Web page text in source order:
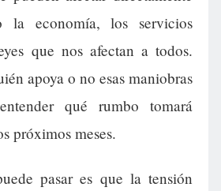
la economía, los servicios
que nos afectan a todos.
apoya o no esas maniobras
qué rumbo tomará
próximos meses.
pasar es que la tensión